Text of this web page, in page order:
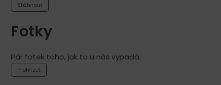
Stáhnout
Fotky
Pár fotek toho, jak to u nás vypadá.
Prohlížet